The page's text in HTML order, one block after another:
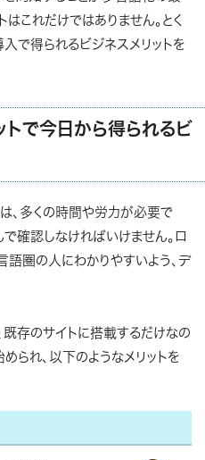
はこれだけではありません。とく
で得られるビジネスメリットを
トで今日から得られるビ
、多くの時間や労力が必要で
確認しなければいけません。ロ
語圏の人にわかりやすいよう、デ
既存のサイトに搭載するだけなの
られ、以下のようなメリットを